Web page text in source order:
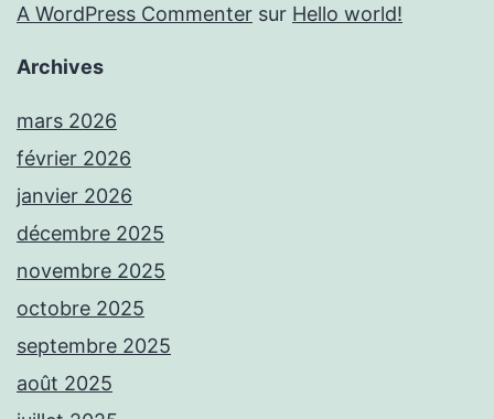
A WordPress Commenter sur Hello world!
Archives
mars 2026
février 2026
janvier 2026
décembre 2025
novembre 2025
octobre 2025
septembre 2025
août 2025